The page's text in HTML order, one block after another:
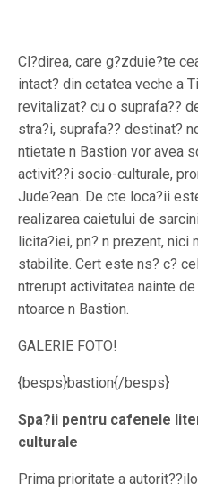
Cl?direa, care g?zduie?te
intact? din cetatea veche a
revitalizat? cu o suprafa??
stra?i, suprafa?? destinat?
ntietate n Bastion vor avea
activit??i socio-culturale,
Jude?ean. De cte loca?ii
realizarea caietului de
licita?iei, pn? n prezent, nici
stabilite. Cert este ns? c?
ntrerupt activitatea nainte
ntoarce n Bastion.
GALERIE FOTO!
{besps}bastion{/besps}
Spa?ii pentru cafenele
culturale
Prima prioritate a